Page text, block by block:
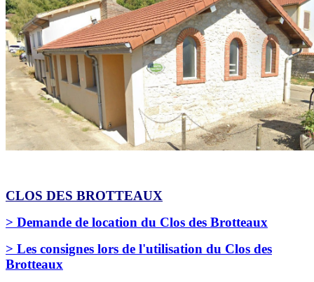
CLOS DES BROTTEAUX
> Demande de location du Clos des Brotteaux
> Les consignes lors de l'utilisation du Clos des
Brotteaux